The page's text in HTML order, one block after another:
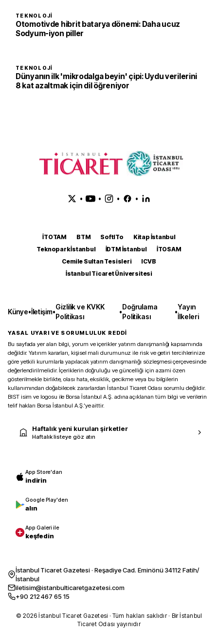
TEKNOLOJI
Otomotivde hibrit batarya dönemi: Daha ucuz
Sodyum-iyon piller
TEKNOLOJI
Dünyanın ilk 'mikrodalga beyin' çipi: Uydu verilerini
8 kat azaltmak için dil öğreniyor
• • • •
İTOTAM BTM SoftITo
Kitap İstanbul
Teknopark İstanbul
İDTM İstanbul
İTOSAM
Cemile Sultan Tesisleri
ICVB
İstanbul Ticaret Üniversitesi
Künye•İletişim•
Gizlilik ve KVKK
Politikası
•
Doğrulama
Politikası
•
Yayın
İlkeleri
YASAL UYARI VE SORUMLULUK REDDİ
Bu sayfada yer alan bilgi, yorum ve içerikler yatırım danışmanlığı kapsamında
değildir. Yatırım kararları, kişisel mali durumunuz ile risk ve getiri tercihlerinize
göre yetkili kurumlarla yapılacak yatırım danışmanlığı sözleşmesi çerçevesinde
değerlendirilmelidir. İçeriklerin doğruluğu ve güncelliği için azami özen
gösterilmekle birlikte, olası hata, eksiklik, gecikme veya bu bilgilerin
kullanımından doğabilecek zararlardan İstanbul Ticaret Odası sorumlu değildir.
BIST isim ve logosu ile Borsa İstanbul A.Ş. adına açıklanan tüm bilgi ve verilerin
telif hakları Borsa İstanbul A.Ş.’ye aittir.
Haftalık yeni kurulan şirketler
Haftalık listeye göz atın
App Store'dan
indirin
Google Play'den
alın
App Galeri ile
keşfedin
İstanbul Ticaret Gazetesi · Reşadiye Cad. Eminönü 34112 Fatih/
İstanbul
iletisim@istanbulticaretgazetesi.com
+90 212 467 65 15
© 2026 İstanbul Ticaret Gazetesi · Tüm hakları saklıdır · Bir İstanbul
Ticaret Odası yayınıdır